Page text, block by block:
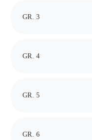
GR. 3
GR. 4
GR. 5
GR. 6